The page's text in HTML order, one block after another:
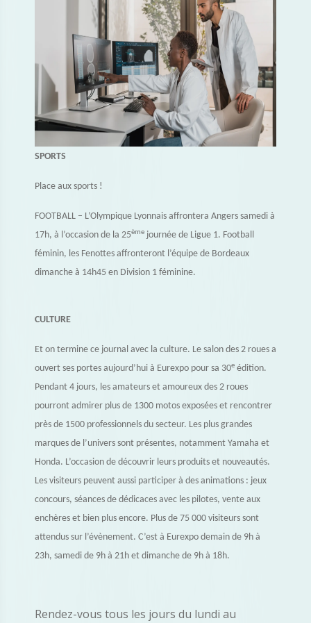
SPORTS
Place aux sports !
FOOTBALL – L’Olympique Lyonnais affrontera Angers samedi à
17h, à l’occasion de la 25ème journée de Ligue 1. Football
féminin, les Fenottes affronteront l’équipe de Bordeaux
dimanche à 14h45 en Division 1 féminine.
CULTURE
Et on termine ce journal avec la culture. Le salon des 2 roues a
ouvert ses portes aujourd’hui à Eurexpo pour sa 30e édition.
Pendant 4 jours, les amateurs et amoureux des 2 roues
pourront admirer plus de 1300 motos exposées et rencontrer
près de 1500 professionnels du secteur. Les plus grandes
marques de l’univers sont présentes, notamment Yamaha et
Honda. L’occasion de découvrir leurs produits et nouveautés.
Les visiteurs peuvent aussi participer à des animations : jeux
concours, séances de dédicaces avec les pilotes, vente aux
enchères et bien plus encore. Plus de 75 000 visiteurs sont
attendus sur l’évènement. C’est à Eurexpo demain de 9h à
23h, samedi de 9h à 21h et dimanche de 9h à 18h.
Rendez-vous tous les jours du lundi au